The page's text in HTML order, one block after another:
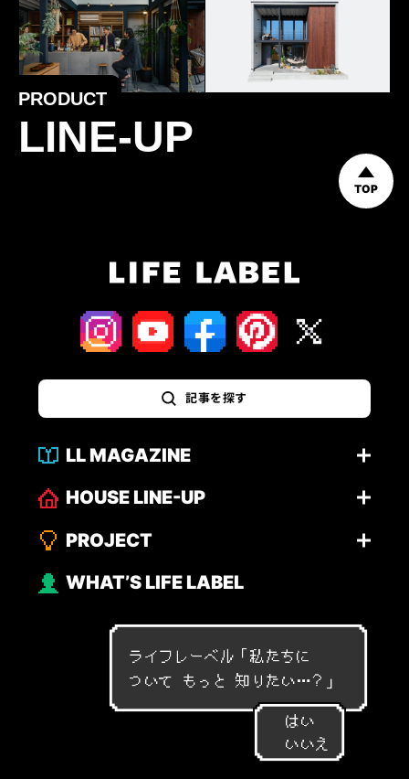
PRODUCT
LINE-UP
TOP
記事を探す
LL MAGAZINE
HOUSE LINE-UP
PROJECT
WHAT’S LIFE LABEL
ライフレーベル「私 たちに
つ いて も っ と 知 り た い…？ 」
はい
いいえ